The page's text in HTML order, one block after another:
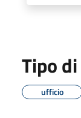
Tipo
ufficio